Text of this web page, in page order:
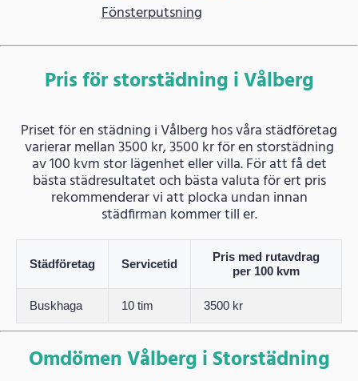
Fönsterputsning
Pris för storstädning i Vålberg
Priset för en städning i Vålberg hos våra städföretag
varierar mellan 3500 kr, 3500 kr för en storstädning
av 100 kvm stor lägenhet eller villa. För att få det
bästa städresultatet och bästa valuta för ert pris
rekommenderar vi att plocka undan innan
städfirman kommer till er.
Städföretag Servicetid
Pris med rutavdrag
per 100 kvm
Buskhaga 10 tim 3500 kr
Omdömen Vålberg i Storstädning